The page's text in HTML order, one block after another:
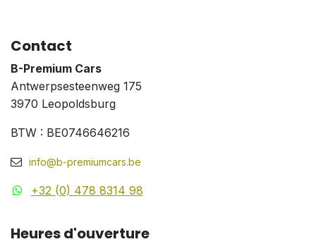
Contact
B-Premium Cars
Antwerpsesteenweg 175
3970 Leopoldsburg
BTW : BE0746646216
info@b-premiumcars.be
+32 (0) 478 8314 98
Heures d'ouverture